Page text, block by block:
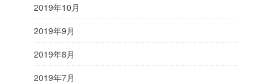
2019年10月
2019年9月
2019年8月
2019年7月